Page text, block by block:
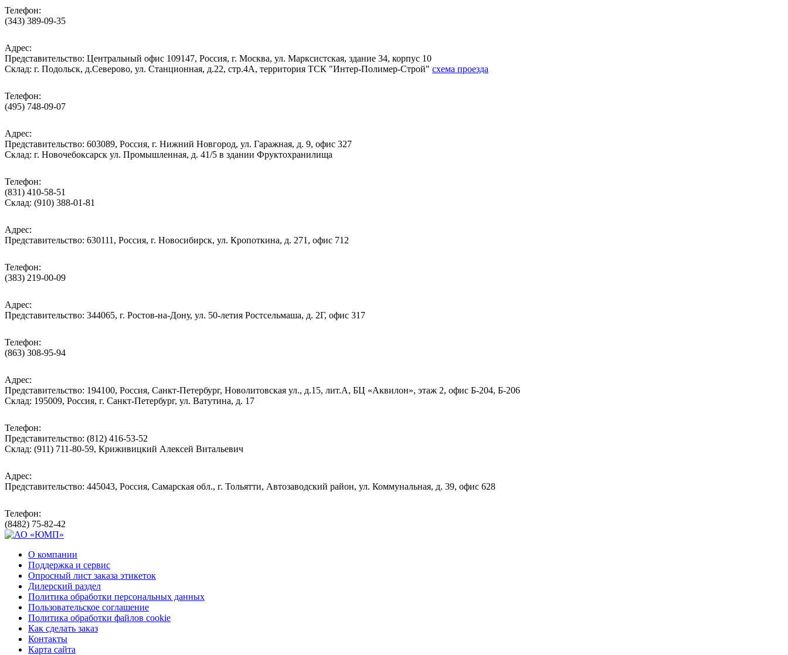
Телефон:
(343) 389-09-35
Адрес:
Представительство: Центральный офис 109147, Россия, г. Москва, ул. Марксистская, здание 34, корпус 10
Cклад: г. Подольск, д.Северово, ул. Станционная, д.22, стр.4А, территория ТСК "Интер-Полимер-Строй" схема проезда
Телефон:
(495) 748-09-07
Адрес:
Представительство: 603089, Россия, г. Нижний Новгород, ул. Гаражная, д. 9, офис 327
Склад: г. Новочебоксарск ул. Промышленная, д. 41/5 в здании Фруктохранилища
Телефон:
(831) 410-58-51
Склад: (910) 388-01-81
Адрес:
Представительство: 630111, Россия, г. Новосибирск, ул. Кропоткина, д. 271, офис 712
Телефон:
(383) 219-00-09
Адрес:
Представительство: 344065, г. Ростов-на-Дону, ул. 50-летия Ростсельмаша, д. 2Г, офис 317
Телефон:
(863) 308-95-94
Адрес:
Представительство: 194100, Россия, Санкт-Петербург, Новолитовская ул., д.15, лит.А, БЦ «Аквилон», этаж 2, офис Б-204, Б-206
Склад: 195009, Россия, г. Санкт-Петербург, ул. Ватутина, д. 17
Телефон:
Представительство: (812) 416-53-52
Склад: (911) 711-80-59, Криживицкий Алексей Витальевич
Адрес:
Представительство: 445043, Россия, Самарская обл., г. Тольятти, Автозаводский район, ул. Коммунальная, д. 39, офис 628
Телефон:
(8482) 75-82-42
О компании
Поддержка и сервис
Опросный лист заказа этикеток
Дилерский раздел
Политика обработки персональных данных
Пользовательское соглашение
Политика обработки файлов cookie
Как сделать заказ
Контакты
Карта сайта